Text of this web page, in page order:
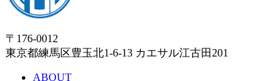
〒176-0012
東京都練馬区豊玉北1-6-13 カエサル江古田201
ABOUT